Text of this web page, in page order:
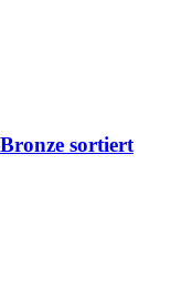
sortiert